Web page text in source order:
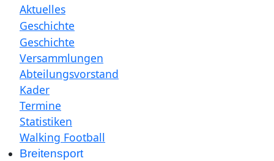
Aktuelles
Geschichte
Geschichte
Versammlungen
Abteilungsvorstand
Kader
Termine
Statistiken
Walking Football
Breitensport